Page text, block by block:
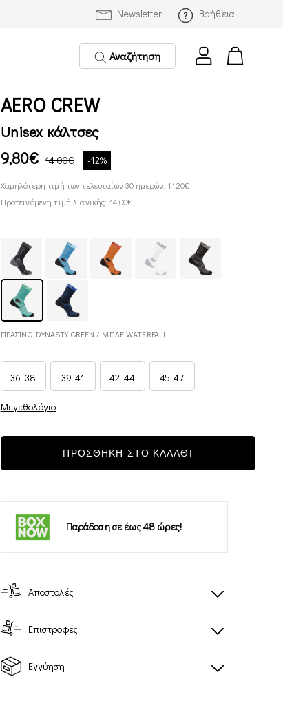
Newsletter Βοήθεια
Αναζήτηση
AERO CREW
Unisex κάλτσες
9,80€ 14,00€ -12%
Χαμηλότερη τιμή των τελευταίων 30 ημερών: 11,20€
Προτεινόμενη τιμή λιανικής: 14,00€
ΠΡΑΣΙΝΟ DYNASTY GREEN / ΜΠΛΕ WATERFALL
36-38 39-41 42-44 45-47
Μεγεθολόγιο
ΠΡΟΣΘΗΚΗ ΣΤΟ ΚΑΛΑΘΙ
Παράδοση σε έως 48 ώρες!
Αποστολές
Επιστροφές
Εγγύηση